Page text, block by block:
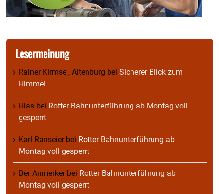
Lesermeinung
Rainer Kirmse , Altenburg bei Sicherer Blick zum
Himmel
Hias bei Rotter Bahnunterführung ab Montag voll
gesperrt
Karl Ranseierbei Rotter Bahnunterführung ab
Montag voll gesperrt
Der Anmerkerbei Rotter Bahnunterführung ab
Montag voll gesperrt